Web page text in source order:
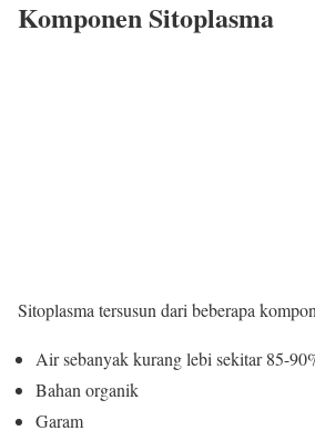
Komponen Sitoplasma
Sitoplasma tersusun dari beberapa
Air sebanyak kurang lebi sekitar 85-
Bahan organik
Garam